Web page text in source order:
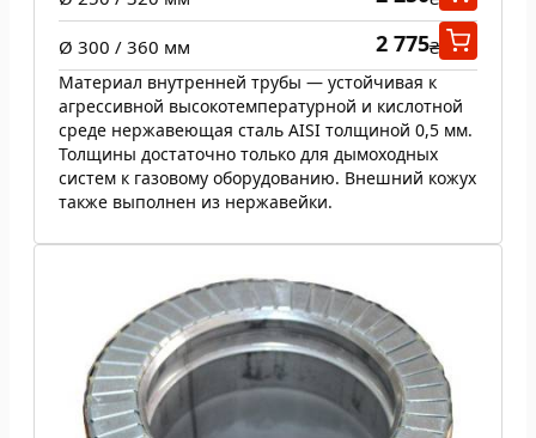
Ø 300 / 360 мм 2 775₴
Материал внутренней трубы — устойчивая к
агрессивной высокотемпературной и кислотной
среде нержавеющая сталь AISI толщиной 0,5 мм.
Толщины достаточно только для дымоходных
систем к газовому оборудованию. Внешний кожух
также выполнен из нержавейки.